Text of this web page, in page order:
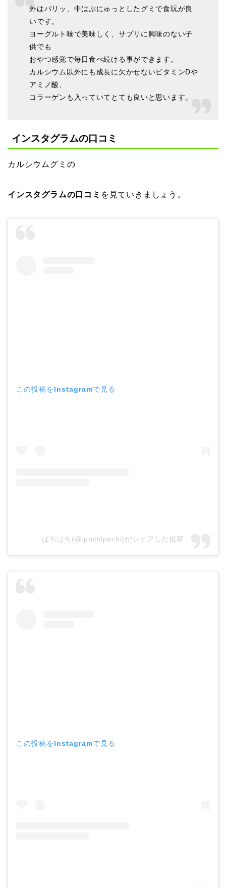
外はパリッ、中はぷにゅっとしたグミで食玩が良
いです。
ヨーグルト味で美味しく、サプリに興味のない子
供でも
おやつ感覚で毎日食べ続ける事ができます。
カルシウム以外にも成長に欠かせないビタミンDや
アミノ酸、
コラーゲンも入っていてとても良いと思います。
インスタグラムの口コミ
カルシウムグミの
インスタグラムの口コミ を見ていきましょう。
この投稿をInstagramで見る
ぱちぱち(@ipachipachi)がシェアした投稿
この投稿をInstagramで見る